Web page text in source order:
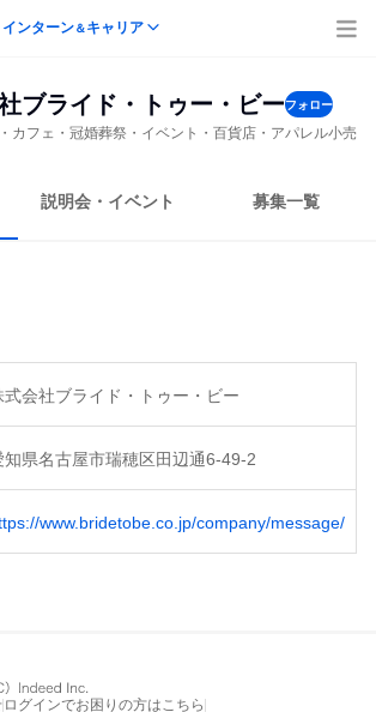
インターン＆キャリア
ブライド・トゥー・ビーフォロー
カフェ・冠婚葬祭・イベント・百貨店・アパレル小売
説明会・イベント 募集一覧
式会社ブライド・トゥー・ビー
知県名古屋市瑞穂区田辺通6-49-2
www.bridetobe.co.jp/company/message/
ログインでお困りの方はこちら